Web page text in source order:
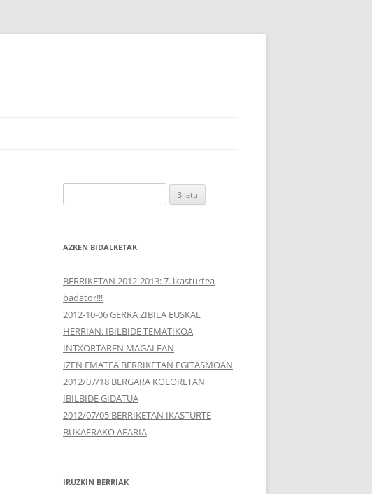
AZKEN BIDALKETAK
BERRIKETAN 2012-2013: 7. ikasturtea
badator!!!
2012-10-06 GERRA ZIBILA EUSKAL
HERRIAN: IBILBIDE TEMATIKOA
INTXORTAREN MAGALEAN
IZEN EMATEA BERRIKETAN EGITASMOAN
2012/07/18 BERGARA KOLORETAN
IBILBIDE GIDATUA
2012/07/05 BERRIKETAN IKASTURTE
BUKAERAKO AFARIA
IRUZKIN BERRIAK